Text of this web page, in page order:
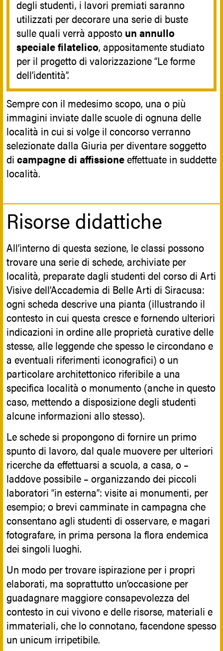
degli studenti, i lavori premiati saranno
utilizzati per decorare una serie di buste
sulle quali verrà apposto un annullo
speciale filatelico, appositamente studiato
per il progetto di valorizzazione “Le forme
dell’identità”.
Sempre con il medesimo scopo, una o più
immagini inviate dalle scuole di ognuna delle
località in cui si volge il concorso verranno
selezionate dalla Giuria per diventare soggetto
di campagne di affissioneeffettuate in suddette
località.
Risorse didattiche
All’interno di questa sezione, le classi possono
trovare una serie di schede, archiviate per
località, preparate dagli studenti del corso di Arti
Visive dell’Accademia di Belle Arti di Siracusa:
ogni scheda descrive una pianta (illustrando il
contesto in cui questa cresce e fornendo ulteriori
indicazioni in ordine alle proprietà curative delle
stesse, alle leggende che spesso le circondano e
a eventuali riferimenti iconografici) o un
particolare architettonico riferibile a una
specifica località o monumento (anche in questo
caso, mettendo a disposizione degli studenti
alcune informazioni allo stesso).
Le schede si propongono di fornire un primo
spunto di lavoro, dal quale muovere per ulteriori
ricerche da effettuarsi a scuola, a casa, o –
laddove possibile – organizzando dei piccoli
laboratori “in esterna”: visite ai monumenti, per
esempio; o brevi camminate in campagna che
consentano agli studenti di osservare, e magari
fotografare, in prima persona la flora endemica
dei singoli luoghi.
Un modo per trovare ispirazione per i propri
elaborati, ma soprattutto un’occasione per
guadagnare maggiore consapevolezza del
contesto in cui vivono e delle risorse, materiali e
immateriali, che lo connotano, facendone spesso
un unicum irripetibile.